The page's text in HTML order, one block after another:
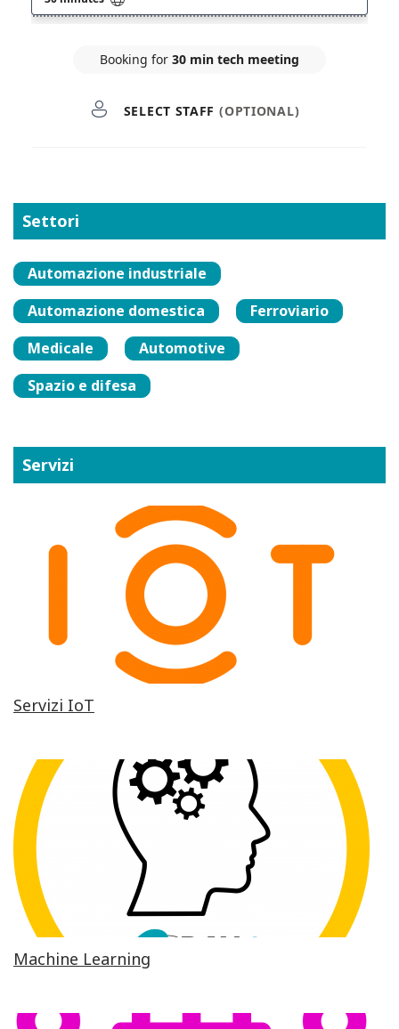
Settori
Automazione industriale
Automazione domestica
Ferroviario
Medicale
Automotive
Spazio e difesa
Servizi
Servizi IoT
Machine Learning